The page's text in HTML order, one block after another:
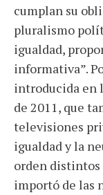
cumplan su
pluralismo
igualdad,
informativa”.
introducida en
de 2011, que
televisiones
igualdad y la
orden distintos
importó de las